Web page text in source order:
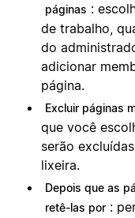
páginas :
de trabalho,
do
adicionar
página.
Excluir páginas
que você
serão
lixeira.
Depois que as
retê-las por :